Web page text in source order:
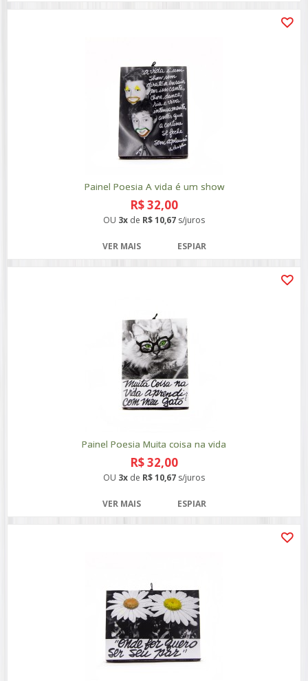
Painel Poesia A vida é um show
R$ 32,00
OU 3x de R$ 10,67 s/juros
VER MAIS ESPIAR
Painel Poesia Muita coisa na vida
R$ 32,00
OU 3x de R$ 10,67 s/juros
VER MAIS ESPIAR